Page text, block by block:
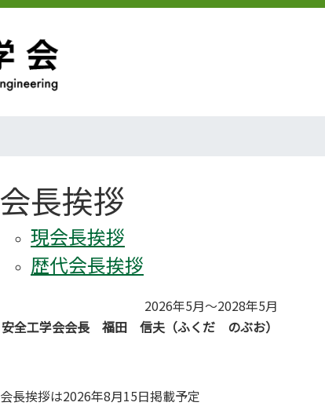
会長挨拶
現会長挨拶
歴代会長挨拶
2026年5月～2028年5月
安全工学会会長 福田 信夫（ふくだ のぶお）
会長挨拶は2026年8月15日掲載予定